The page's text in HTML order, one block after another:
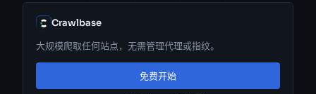
Crawlbase
大规模爬取任何站点，无需管理代理或指纹。
免费开始